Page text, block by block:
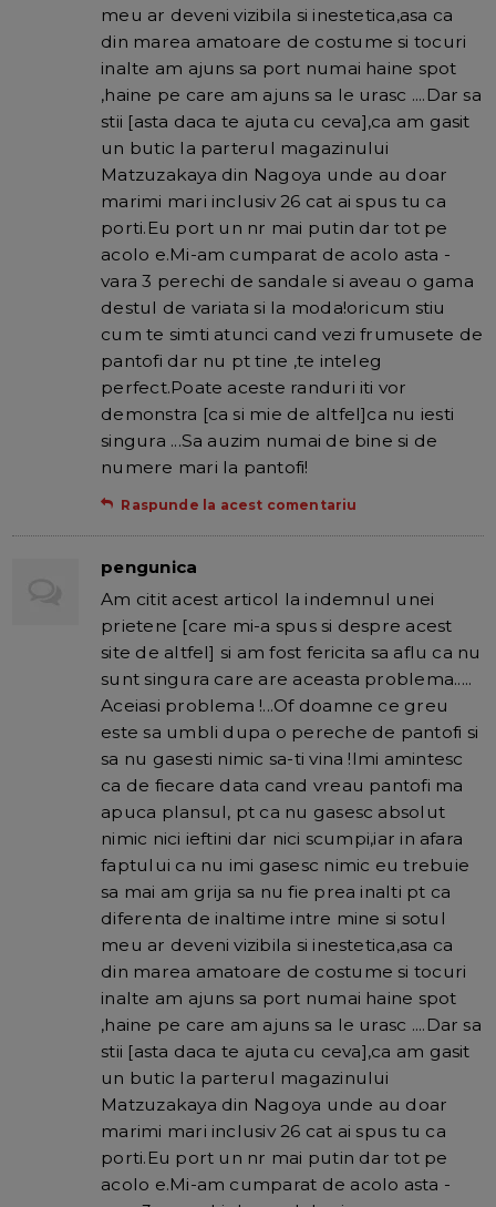
meu ar deveni vizibila si inestetica,asa ca
din marea amatoare de costume si tocuri
inalte am ajuns sa port numai haine spot
,haine pe care am ajuns sa le urasc ....Dar sa
stii [asta daca te ajuta cu ceva],ca am gasit
un butic la parterul magazinului
Matzuzakaya din Nagoya unde au doar
marimi mari inclusiv 26 cat ai spus tu ca
porti.Eu port un nr mai putin dar tot pe
acolo e.Mi-am cumparat de acolo asta -
vara 3 perechi de sandale si aveau o gama
destul de variata si la moda!oricum stiu
cum te simti atunci cand vezi frumusete de
pantofi dar nu pt tine ,te inteleg
perfect.Poate aceste randuri iti vor
demonstra [ca si mie de altfel]ca nu iesti
singura ...Sa auzim numai de bine si de
numere mari la pantofi!
Raspunde la acest comentariu
pengunica
Am citit acest articol la indemnul unei
prietene [care mi-a spus si despre acest
site de altfel] si am fost fericita sa aflu ca nu
sunt singura care are aceasta problema.....
Aceiasi problema !...Of doamne ce greu
este sa umbli dupa o pereche de pantofi si
sa nu gasesti nimic sa-ti vina !Imi amintesc
ca de fiecare data cand vreau pantofi ma
apuca plansul, pt ca nu gasesc absolut
nimic nici ieftini dar nici scumpi,iar in afara
faptului ca nu imi gasesc nimic eu trebuie
sa mai am grija sa nu fie prea inalti pt ca
diferenta de inaltime intre mine si sotul
meu ar deveni vizibila si inestetica,asa ca
din marea amatoare de costume si tocuri
inalte am ajuns sa port numai haine spot
,haine pe care am ajuns sa le urasc ....Dar sa
stii [asta daca te ajuta cu ceva],ca am gasit
un butic la parterul magazinului
Matzuzakaya din Nagoya unde au doar
marimi mari inclusiv 26 cat ai spus tu ca
porti.Eu port un nr mai putin dar tot pe
acolo e.Mi-am cumparat de acolo asta -